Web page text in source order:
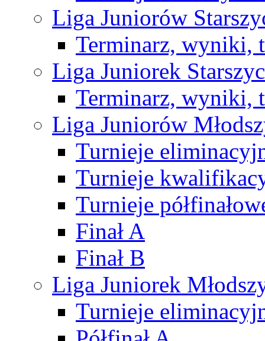
Liga Juniorów
Terminarz, wyniki,
Liga Juniorek
Terminarz, wyniki,
Liga Juniorów
Turnieje
Turnieje
Turnieje
Finał A
Finał B
Liga Juniorek
Turnieje